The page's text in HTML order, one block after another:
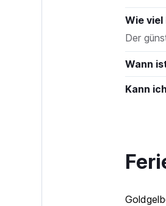
Wie
Der
Wann
Kann